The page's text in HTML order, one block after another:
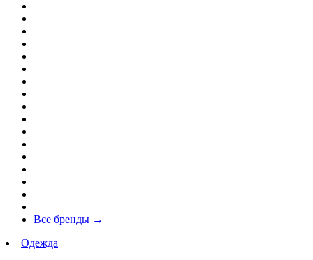
Все бренды →
Одежда